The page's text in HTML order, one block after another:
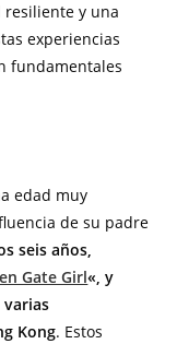
y una
experiencias
fundamentales
edad muy
de su padre
seis años,
Gate Girl«, y
Kong. Estos